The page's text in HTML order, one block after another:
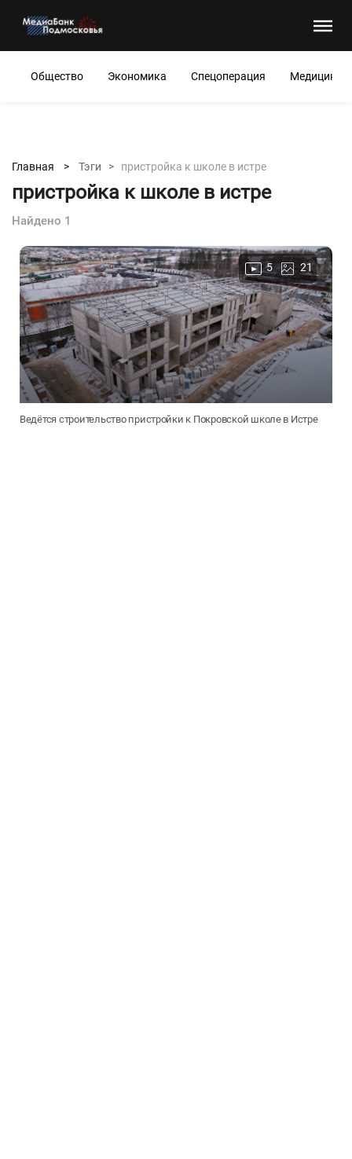
Общество Экономика Спецоперация Медицина
Главная > Тэги > пристройка к школе в истре
пристройка к школе в истре
Найдено 1
5 21
Ведётся строительство пристройки к Покровской школе в Истре